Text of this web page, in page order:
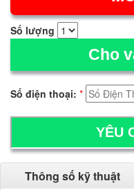
Số lượng
Cho
Số điện thoại: *
Thông số kỹ thuật